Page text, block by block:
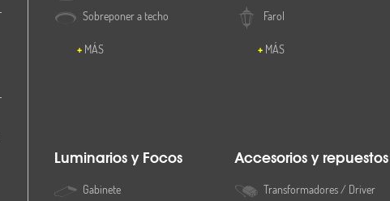
Sobreponer a techo
MÁS
Farol
MÁS
Luminarios y Focos
Gabinete
Accesorios y repuestos
Transformadores / Driver